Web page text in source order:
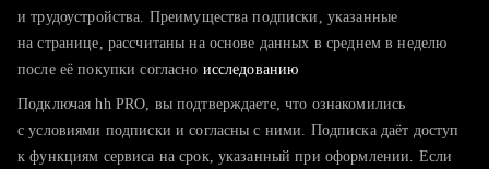
тратите много времени на поиск и вручную поднимаете
хотите сравнить себя с конкурентами и оценить шансы
и трудоустройства. Преимущества подписки, указанные
на странице, рассчитаны на основе данных в среднем в неделю
после её покупки согласно исследованию
Подключая hh PRO, вы подтверждаете, что ознакомились
с условиями подписки и согласны с ними. Подписка даёт доступ
к функциям сервиса на срок, указанный при оформлении. Если